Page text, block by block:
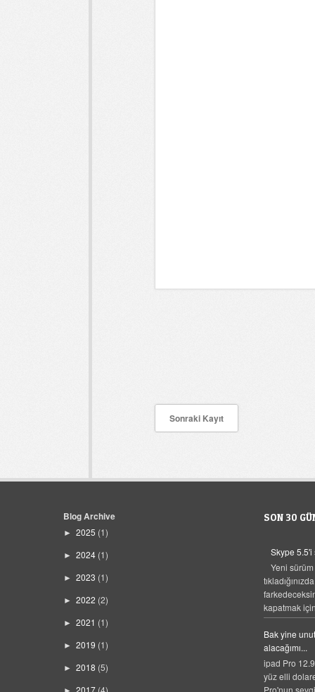
Sonraki Kayıt
Blog Archive
► 2025 (1)
► 2024 (1)
► 2023 (1)
► 2022 (2)
► 2021 (1)
► 2019 (1)
► 2018 (5)
2017 (4)
SON 30
Skype 5.5'i
Yeni
kapatmak
Bak yine
alacağımı...
ipad Pro
yüz elli
Pro'nun